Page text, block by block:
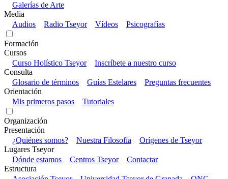
Galerías de Arte
Media
Audios
Radio Tseyor Vídeos Psicografías
Formación
Cursos
Curso Holístico Tseyor
Inscríbete a nuestro curso
Consulta
Glosario de términos
Guías Estelares
Preguntas frecuentes
Orientación
Mis primeros pasos
Tutoriales
Organización
Presentación
¿Quiénes somos?
Nuestra Filosofía
Orígenes de Tseyor
Lugares Tseyor
Dónde estamos
Centros Tseyor
Contactar
Estructura